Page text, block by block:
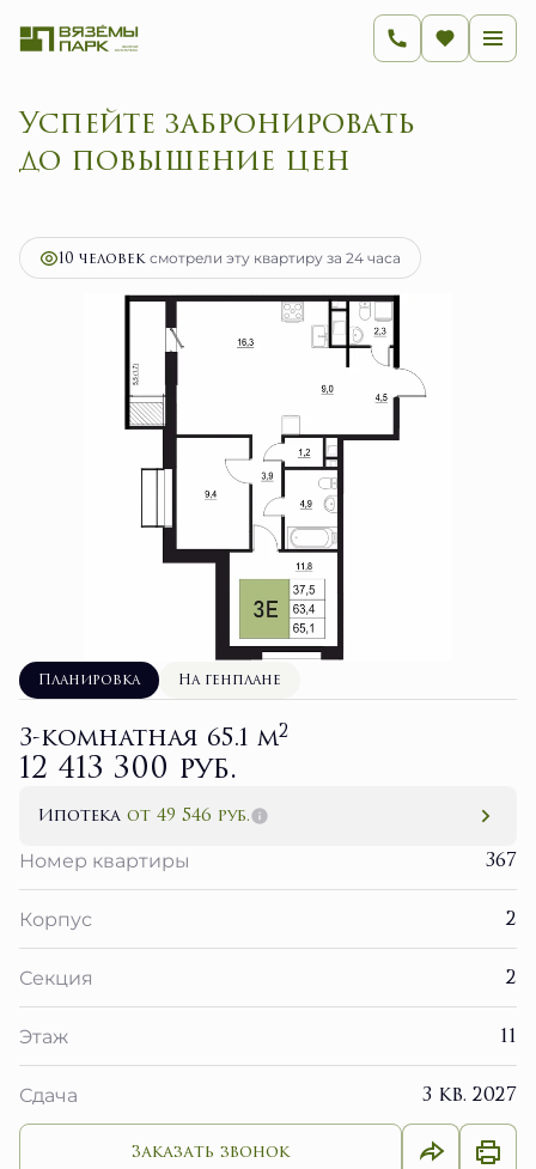
Успейте забронировать
до повышение цен
3-комнатная65.1 м2
10 человексмотрели эту квартиру за 24 часа
Планировка На генплане
3-комнатная 65.1 м2
12 413 300 руб.
Ипотека от 49 546 руб.
Номер квартиры
367
Корпус 2
Секция 2
Этаж 11
Сдача 3 кв. 2027
Заказать звонок